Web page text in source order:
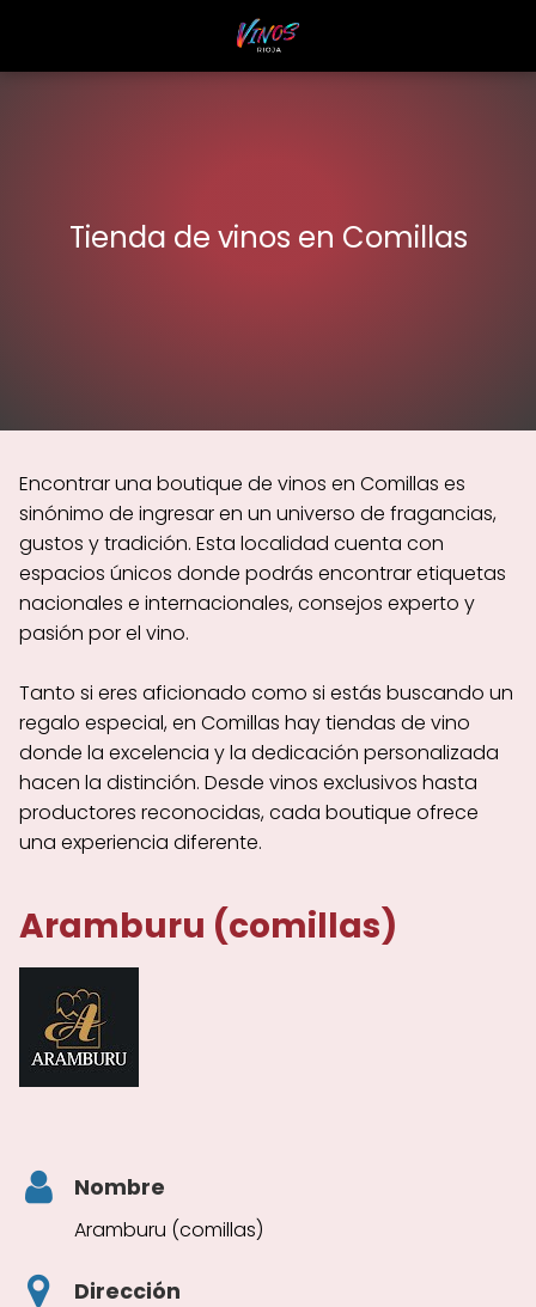
Tienda de vinos en Comillas
Encontrar una boutique de vinos en Comillas es
sinónimo de ingresar en un universo de fragancias,
gustos y tradición. Esta localidad cuenta con
espacios únicos donde podrás encontrar etiquetas
nacionales e internacionales, consejos experto y
pasión por el vino.
Tanto si eres aficionado como si estás buscando un
regalo especial, en Comillas hay tiendas de vino
donde la excelencia y la dedicación personalizada
hacen la distinción. Desde vinos exclusivos hasta
productores reconocidas, cada boutique ofrece
una experiencia diferente.
Aramburu (comillas)
Nombre
Aramburu (comillas)
Dirección